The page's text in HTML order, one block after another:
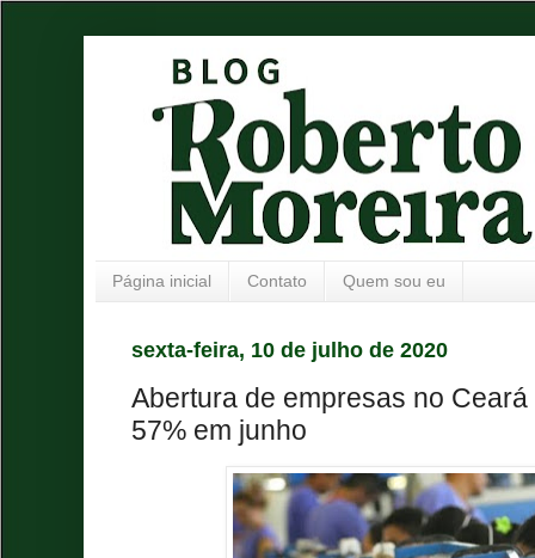
Página inicial Contato Quem sou eu
sexta-feira, 10 de julho de 2020
Abertura de empresas no
57% em junho